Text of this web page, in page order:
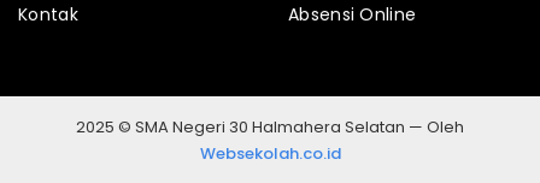
Kontak
Absensi Online
2025 © SMA Negeri 30 Halmahera Selatan — Oleh
Websekolah.co.id